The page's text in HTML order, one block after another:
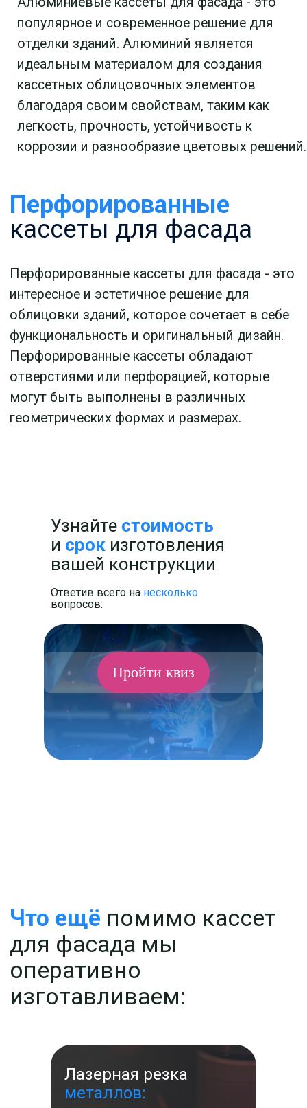
Узнайте стоимость
и срок изготовления
вашей конструкции
Ответив всего на несколько
вопросов:
Пройти квиз
Что ещё помимо кассет
для фасада мы
оперативно
изготавливаем:
Лазерная резка
металлов: